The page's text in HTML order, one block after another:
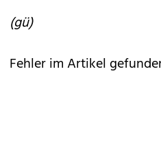
(gü)
Fehler im Artikel